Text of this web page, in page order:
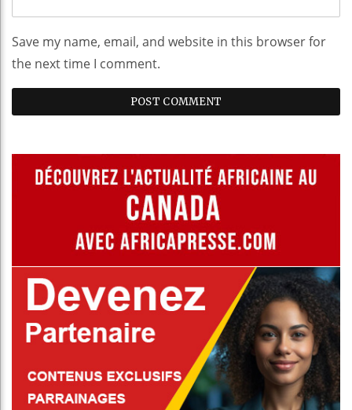
Save my name, email, and website in this browser for
the next time I comment.